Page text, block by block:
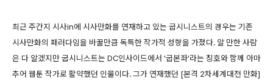
최근 주간지 시사in에 시사만화를 연재하고 있는 굽시니스트의 경우는 기존
시사만화의 패러다임을 바꿀만큼 독특한 작가적 성향을 가졌다. 알 만한 사람
은 다 알겠지만 굽시니스트는 DC인사이드에서 '굽본좌'라는 칭호와 함께 아마
추어 웹툰 작가로 활약했던 인물이다. 그가 연재했던 [본격 2차세계대전 만화]